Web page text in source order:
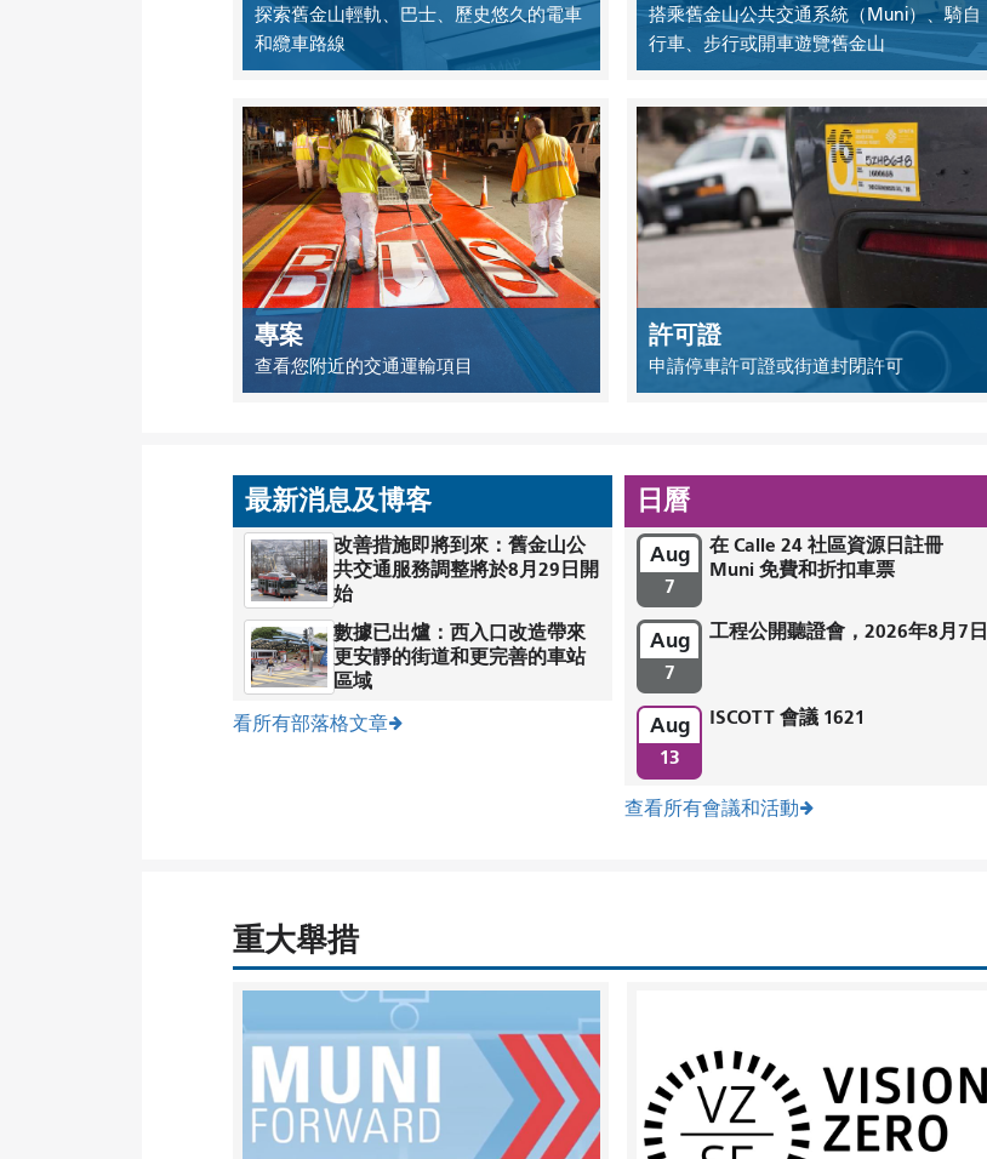
探索舊金山輕軌、巴士、歷史悠久的電車
和纜車路線
搭乘舊金山公共交通系統（Muni）、騎自
行車、步行或開車遊覽舊金山
專案
查看您附近的交通運輸項目
許可證
申請停車許可證或街道封閉許可
最新消息及博客
改善措施即將到來：舊金山公
共交通服務調整將於8月29日開
始
數據已出爐：西入口改造帶來
更安靜的街道和更完善的車站
區域
看所有部落格文章
日曆
Aug
7
在 Calle 24 社區資源日註冊
Muni 免費和折扣車票
Aug
7
工程公開聽證會，2026年8月7日
Aug
13
ISCOTT 會議 1621
查看所有會議和活動
重大舉措